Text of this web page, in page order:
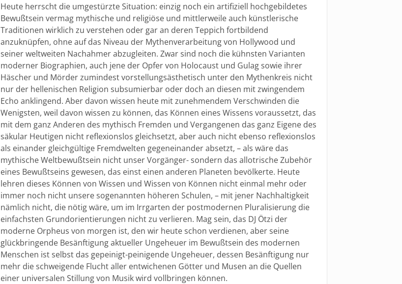
Heute herrscht die umgestürzte Situation: einzig noch ein artifiziell hochgebildetes
Bewußtsein vermag mythische und religiöse und mittlerweile auch künstlerische
Traditionen wirklich zu verstehen oder gar an deren Teppich fortbildend
anzuknüpfen, ohne auf das Niveau der Mythenverarbeitung von Hollywood und
seiner weltweiten Nachahmer abzugleiten. Zwar sind noch die kühnsten Varianten
moderner Biographien, auch jene der Opfer von Holocaust und Gulag sowie ihrer
Häscher und Mörder zumindest vorstellungsästhetisch unter den Mythenkreis nicht
nur der hellenischen Religion subsumierbar oder doch an diesen mit zwingendem
Echo anklingend. Aber davon wissen heute mit zunehmendem Verschwinden die
Wenigsten, weil davon wissen zu können, das Können eines Wissens voraussetzt, das
mit dem ganz Anderen des mythisch Fremden und Vergangenen das ganz Eigene des
säkular Heutigen nicht reflexionslos gleichsetzt, aber auch nicht ebenso reflexionslos
als einander gleichgültige Fremdwelten gegeneinander absetzt, – als wäre das
mythische Weltbewußtsein nicht unser Vorgänger- sondern das allotrische Zubehör
eines Bewußtseins gewesen, das einst einen anderen Planeten bevölkerte. Heute
lehren dieses Können von Wissen und Wissen von Können nicht einmal mehr oder
immer noch nicht unsere sogenannten höheren Schulen, – mit jener Nachhaltigkeit
nämlich nicht, die nötig wäre, um im Irrgarten der postmodernen Pluralisierung die
einfachsten Grundorientierungen nicht zu verlieren. Mag sein, das DJ Ötzi der
moderne Orpheus von morgen ist, den wir heute schon verdienen, aber seine
glückbringende Besänftigung aktueller Ungeheuer im Bewußtsein des modernen
Menschen ist selbst das gepeinigt-peinigende Ungeheuer, dessen Besänftigung nur
mehr die schweigende Flucht aller entwichenen Götter und Musen an die Quellen
einer universalen Stillung von Musik wird vollbringen können.